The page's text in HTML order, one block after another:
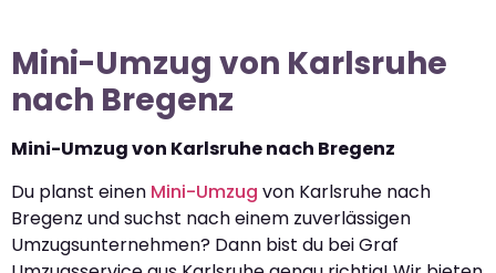
Mini-Umzug von Karlsruhe
nach Bregenz
Mini-Umzug von Karlsruhe nach Bregenz
Du planst einen Mini-Umzug von Karlsruhe nach
Bregenz und suchst nach einem zuverlässigen
Umzugsunternehmen? Dann bist du bei Graf